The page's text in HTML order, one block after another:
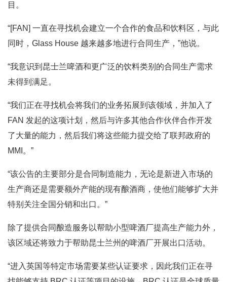
目。
“[FAN] 一直在寻找机会建立一个合作的食品和饮料区，与此
同时，Glass House 越来越多地进行合同生产，”他说。
“我意识到昆士兰啤酒和更广泛的饮料类别的合同生产需求
未得到满足。
“我们正在寻找机会将我们的业务拓展到该领域，并加入了
FAN 发起的这项计划，然后与许多其他合作伙伴合作开发
了大量的能力，然后我们将这些能力提交给了联邦政府的
MMI。”
“该公告的主要部分是合同制造能力，无论是新进入市场的
生产商还是需要额外产能的现有酿酒商，使他们能够扩大并
特别关注全国分销和出口。”
除了提供合同酿造服务以帮助小型啤酒厂提高生产能力外，
该区域还将致力于帮助昆士兰州的啤酒厂开展出口活动。
“进入英国等特定市场需要某些认证要求，因此我们正在寻